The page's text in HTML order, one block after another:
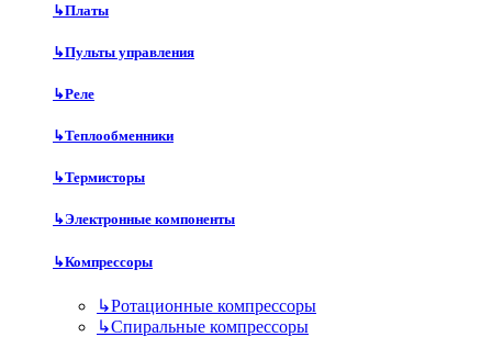
↳Платы
↳Пульты управления
↳Реле
↳Теплообменники
↳Термисторы
↳Электронные компоненты
↳Компрессоры
↳Ротационные компрессоры
↳Спиральные компрессоры